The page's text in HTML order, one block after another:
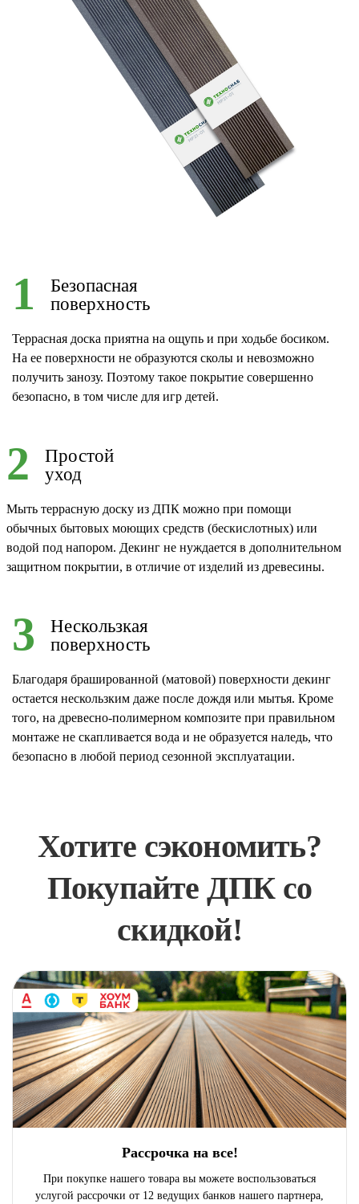
1
Безопасная
поверхность
Террасная доска приятна на ощупь и при ходьбе босиком.
На ее поверхности не образуются сколы и невозможно
получить занозу. Поэтому такое покрытие совершенно
безопасно, в том числе для игр детей.
2
Простой
уход
Мыть террасную доску из ДПК можно при помощи
обычных бытовых моющих средств (бескислотных) или
водой под напором. Декинг не нуждается в дополнительном
защитном покрытии, в отличие от изделий из древесины.
3
Нескользкая
поверхность
Благодаря брашированной (матовой) поверхности декинг
остается нескользким даже после дождя или мытья. Кроме
того, на древесно-полимерном композите при правильном
монтаже не скапливается вода и не образуется наледь, что
безопасно в любой период сезонной эксплуатации.
Хотите сэкономить?
Покупайте ДПК со
скидкой!
Рассрочка на все!
При покупке нашего товара вы можете воспользоваться
услугой рассрочки от 12 ведущих банков нашего партнера,